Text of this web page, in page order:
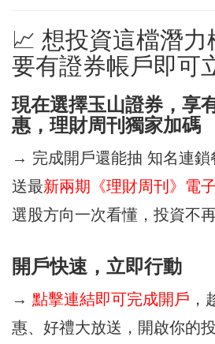
📈 想投資這檔潛力
要有證券帳戶即可
現在選擇玉山證券，享
惠，理財周刊獨家加碼
→ 完成開戶還能抽 知名連鎖
送最新兩期《理財周刊》電
選股方向一次看懂，投資不再
開戶快速，立即行動
→ 點擊連結即可完成開戶 ，
惠、好禮大放送，開啟你的